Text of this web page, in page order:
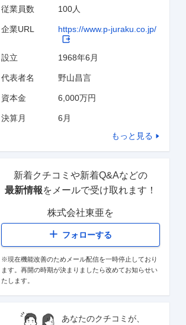
従業員数 100人
企業URL https://www.p-juraku.co.jp/
設立 1968年6月
代表者名 野山昌言
資本金 6,000万円
決算月 6月
もっと見る
新着クチコミや新着Q&Aなどの
最新情報をメールで受け取れます！
株式会社東亜を
フォローする
※現在機能改善のためメール配信を一時停止しており
ます。再開の時期が決まりましたら改めてお知らせい
たします。
あなたのクチコミが、